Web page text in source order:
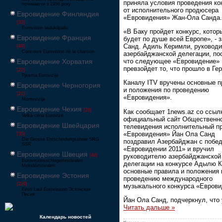
починаючи з 1956 року
Евровидение Финляндия
[33]
Eurovision laulukilpailu
Евровидение Франция
[49]
Concours Eurovision de la chanson
Евровидение Хорватия
[22]
Pjesma Eurovizije
Евровидение Черногория
[21]
Montevizija
Евровидение Чехия [26]
Velká cena Eurovize
Евровидение Швейцария
[35]
Die Grosse Entscheidungsshow SRG
SSR
Евровидение Швеция [48]
Eurovisionsschlagerfestivalen
Melodifestivalen
Евровидение Эстония
[226]
Eesti Laul Eurovisioon Эстонская
Песня
Календарь новостей
приняла условия проведения
от исполнительного продюсера
«Евровидения» Жан-Ола Санда.
«В Баку пройдет конкурс,
будет по душе всей Европе», -
Санд. Адиль Керимли,
азербайджанской делегации,
что следующее «Евровидение»
превзойдет то, что прошло в
Каналу ITV вручены основные
и положения по проведению
«Евровидения».
Как сообщает 1news.az со
официальный сайт
телевидения исполнительный
«Евровидения» Йан Ола Санд
поздравил Азербайджан с
«Евровидении 2011» и вручил
руководителю азербайджанской
делегации на конкурсе Адылю
основные правила и положения
проведению международного
музыкального конкурса
Йан Ола Санд, подчеркнул,
Читать дальше »